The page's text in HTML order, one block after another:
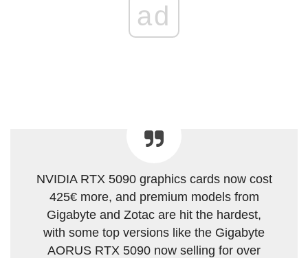
ad
NVIDIA RTX 5090 graphics cards now cost
425€ more, and premium models from
Gigabyte and Zotac are hit the hardest,
with some top versions like the Gigabyte
AORUS RTX 5090 now selling for over